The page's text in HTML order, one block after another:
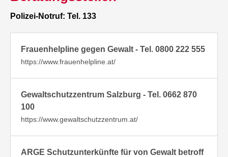
Polizei-Notruf: Tel. 133
Frauenhelpline gegen Gewalt - Tel. 0800 222 555
https://www.frauenhelpline.at/
Gewaltschutzzentrum Salzburg - Tel. 0662 870
100
https://www.gewaltschutzzentrum.at/
ARGE Schutzunterkünfte für von Gewalt betroff